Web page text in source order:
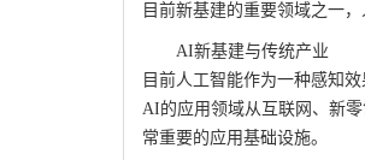
目前新基建的重要领域之一
AI新基建与传统产业
目前人工智能作为一种感知
AI的应用领域从互联网、新
常重要的应用基础设施。